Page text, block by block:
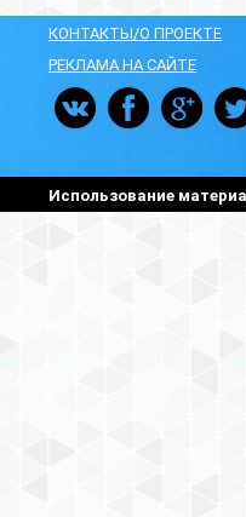
КОНТАКТЫ/О ПРОЕКТЕ
РЕКЛАМА НА САЙТЕ
Использование